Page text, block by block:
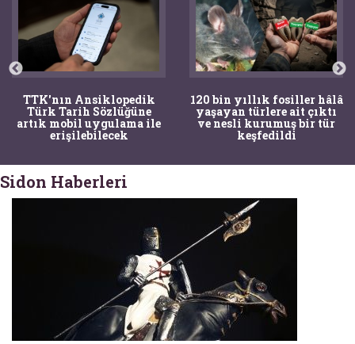
TTK'nın Ansiklopedik
Türk Tarih Sözlüğüne
artık mobil uygulama ile
erişilebilecek
120 bin yıllık fosiller hâlâ
yaşayan türlere ait çıktı
ve nesli kurumuş bir tür
keşfedildi
Sidon Haberleri